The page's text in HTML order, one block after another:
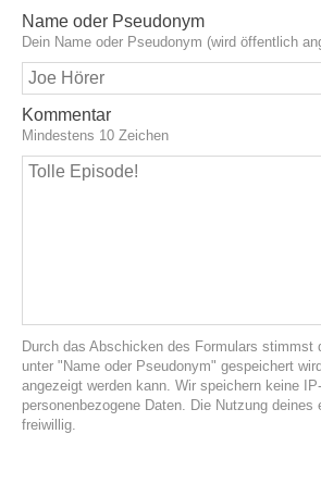
Name oder Pseudonym
Dein Name oder Pseudonym (wird öffentlich
Kommentar
Mindestens 10 Zeichen
Durch das Abschicken des Formulars stimmst
unter "Name oder Pseudonym" gespeichert
angezeigt werden kann. Wir speichern keine
personenbezogene Daten. Die Nutzung deines
freiwillig.